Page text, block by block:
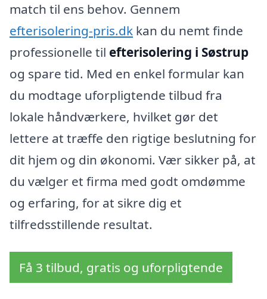
match til ens behov. Gennem
efterisolering-pris.dk kan du nemt finde
professionelle til efterisolering i Søstrup
og spare tid. Med en enkel formular kan
du modtage uforpligtende tilbud fra
lokale håndværkere, hvilket gør det
lettere at træffe den rigtige beslutning for
dit hjem og din økonomi. Vær sikker på, at
du vælger et firma med godt omdømme
og erfaring, for at sikre dig et
tilfredsstillende resultat.
Få 3 tilbud, gratis og uforpligtende